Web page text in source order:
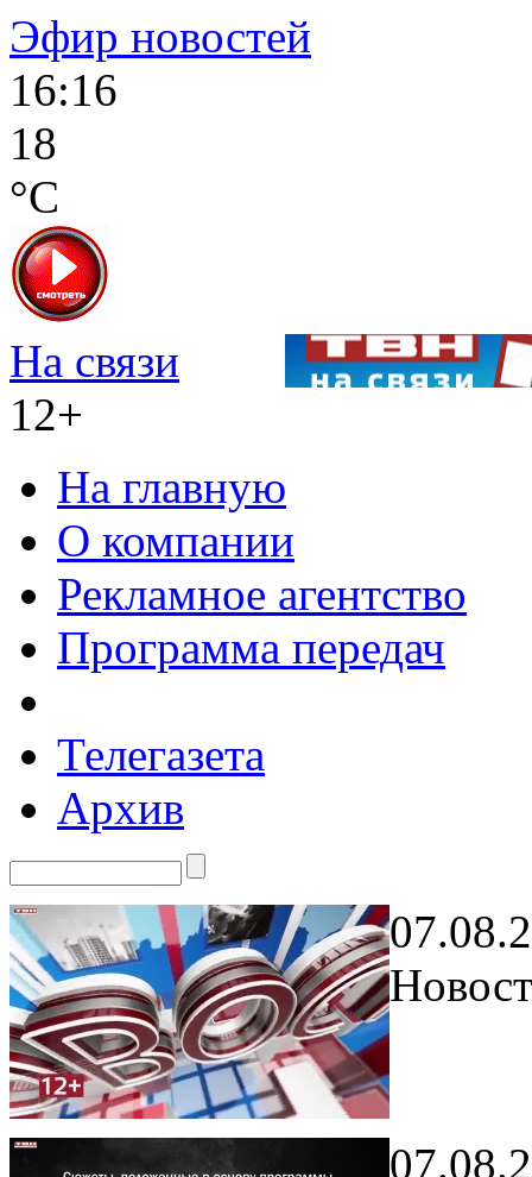
Эфир новостей
16:16
18
°C
На связи
12+
На главную
О компании
Рекламное агентство
Программа передач
Телегазета
Архив